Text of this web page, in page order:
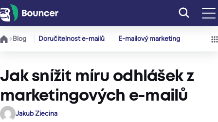
Přeskočit
na
obsah
Blog Doručitelnost e-mailů E-mailový marketing
Jak snížit míru odhlášek z
marketingových e-mailů
Jakub Ziecina